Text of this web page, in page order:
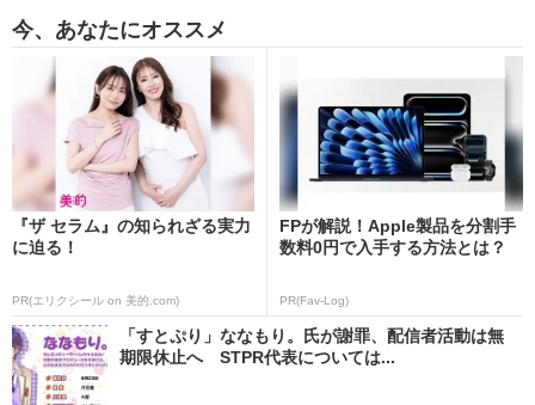
今、あなたにオススメ
『ザ セラム』の知られざる実力
に迫る！
PR(エリクシール on 美的.com)
FPが解説！Apple製品を分割手
数料0円で入手する方法とは？
PR(Fav-Log)
「すとぷり」ななもり。氏が謝罪、配信者活動は無
期限休止へ STPR代表については...